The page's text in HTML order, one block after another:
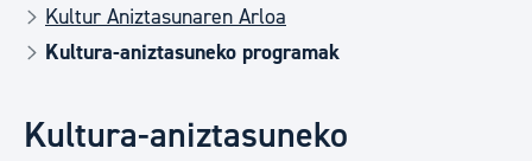
Kultur Aniztasunaren Arloa
Kultura-aniztasuneko programak
Kultura-aniztasuneko